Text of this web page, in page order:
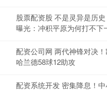
股票配资股 不是灵异是历
曝光：冲积平原为何打不下
配资公司网 两代神锋对决
哈兰德58球12助攻
配资系统开发 密集降息！